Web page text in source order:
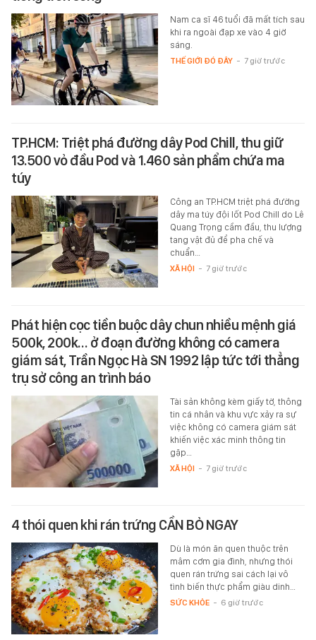
Nam ca sĩ 46 tuổi đã mất tích sau
khi ra ngoài đạp xe vào 4 giờ
sáng.
THẾ GIỚI ĐÓ ĐÂY - 7 giờ trước
TP.HCM: Triệt phá đường dây Pod Chill, thu giữ
13.500 vỏ đầu Pod và 1.460 sản phẩm chứa ma
túy
Công an TP.HCM triệt phá đường
dây ma túy đội lốt Pod Chill do Lê
Quang Trọng cầm đầu, thu lượng
tang vật đủ để pha chế và
chuẩn…
XÃ HỘI - 7 giờ trước
Phát hiện cọc tiền buộc dây chun nhiều mệnh giá
500k, 200k… ở đoạn đường không có camera
giám sát, Trần Ngọc Hà SN 1992 lập tức tới thẳng
trụ sở công an trình báo
Tài sản không kèm giấy tờ, thông
tin cá nhân và khu vực xảy ra sự
việc không có camera giám sát
khiến việc xác minh thông tin
gặp…
XÃ HỘI - 7 giờ trước
4 thói quen khi rán trứng CẦN BỎ NGAY
Dù là món ăn quen thuộc trên
mâm cơm gia đình, nhưng thói
quen rán trứng sai cách lại vô
tình biến thực phẩm giàu dinh…
SỨC KHỎE - 6 giờ trước